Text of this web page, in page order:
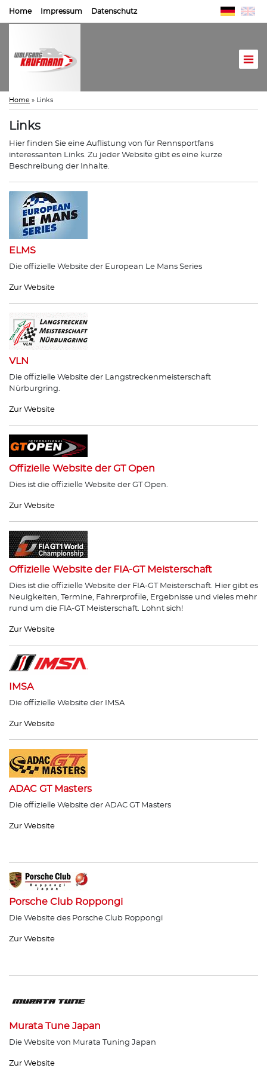
Home Impressum Datenschutz
Home » Links
Links
Hier finden Sie eine Auflistung von für Rennsportfans
interessanten Links. Zu jeder Website gibt es eine kurze
Beschreibung der Inhalte.
ELMS
Die offizielle Website der European Le Mans Series
Zur Website
VLN
Die offizielle Website der Langstreckenmeisterschaft
Nürburgring.
Zur Website
Offizielle Website der GT Open
Dies ist die offizielle Website der GT Open.
Zur Website
Offizielle Website der FIA-GT Meisterschaft
Dies ist die offizielle Website der FIA-GT Meisterschaft. Hier gibt es
Neuigkeiten, Termine, Fahrerprofile, Ergebnisse und vieles mehr
rund um die FIA-GT Meisterschaft. Lohnt sich!
Zur Website
IMSA
Die offizielle Website der IMSA
Zur Website
ADAC GT Masters
Die offizielle Website der ADAC GT Masters
Zur Website
Porsche Club Roppongi
Die Website des Porsche Club Roppongi
Zur Website
Murata Tune Japan
Die Website von Murata Tuning Japan
Zur Website